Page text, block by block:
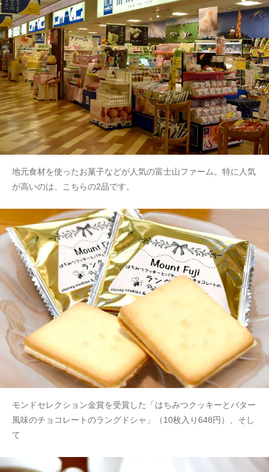
地元食材を使ったお菓子などが人気の富士山ファーム。特に人気
が高いのは、こちらの2品です。
モンドセレクション金賞を受賞した「はちみつクッキーとバター
風味のチョコレートのラングドシャ」（10枚入り648円）、そし
て